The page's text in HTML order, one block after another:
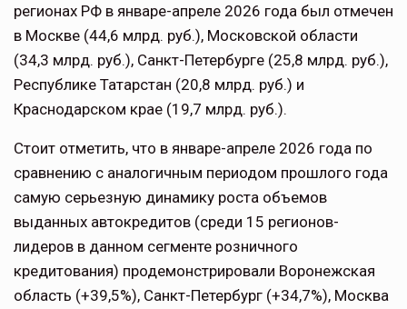
регионах РФ в январе-апреле 2026 года был отмечен
в Москве (44,6 млрд. руб.), Московской области
(34,3 млрд. руб.), Санкт-Петербурге (25,8 млрд. руб.),
Республике Татарстан (20,8 млрд. руб.) и
Краснодарском крае (19,7 млрд. руб.).
Стоит отметить, что в январе-апреле 2026 года по
сравнению с аналогичным периодом прошлого года
самую серьезную динамику роста объемов
выданных автокредитов (среди 15 регионов-
лидеров в данном сегменте розничного
кредитования) продемонстрировали Воронежская
область (+39,5%), Санкт-Петербург (+34,7%), Москва